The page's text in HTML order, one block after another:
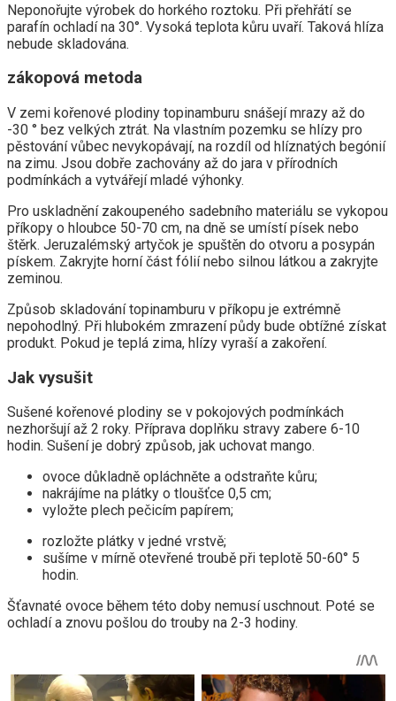
Neponořujte výrobek do horkého roztoku. Při přehřátí se
parafín ochladí na 30°. Vysoká teplota kůru uvaří. Taková hlíza
nebude skladována.
zákopová metoda
V zemi kořenové plodiny topinamburu snášejí mrazy až do
-30 ° bez velkých ztrát. Na vlastním pozemku se hlízy pro
pěstování vůbec nevykopávají, na rozdíl od hlíznatých begónií
na zimu. Jsou dobře zachovány až do jara v přírodních
podmínkách a vytvářejí mladé výhonky.
Pro uskladnění zakoupeného sadebního materiálu se vykopou
příkopy o hloubce 50-70 cm, na dně se umístí písek nebo
štěrk. Jeruzalémský artyčok je spuštěn do otvoru a posypán
pískem. Zakryjte horní část fólií nebo silnou látkou a zakryjte
zeminou.
Způsob skladování topinamburu v příkopu je extrémně
nepohodlný. Při hlubokém zmrazení půdy bude obtížné získat
produkt. Pokud je teplá zima, hlízy vyraší a zakoření.
Jak vysušit
Sušené kořenové plodiny se v pokojových podmínkách
nezhoršují až 2 roky. Příprava doplňku stravy zabere 6-10
hodin. Sušení je dobrý způsob, jak uchovat mango.
ovoce důkladně opláchněte a odstraňte kůru;
nakrájíme na plátky o tloušťce 0,5 cm;
vyložte plech pečicím papírem;
rozložte plátky v jedné vrstvě;
sušíme v mírně otevřené troubě při teplotě 50-60° 5
hodin.
Šťavnaté ovoce během této doby nemusí uschnout. Poté se
ochladí a znovu pošlou do trouby na 2-3 hodiny.